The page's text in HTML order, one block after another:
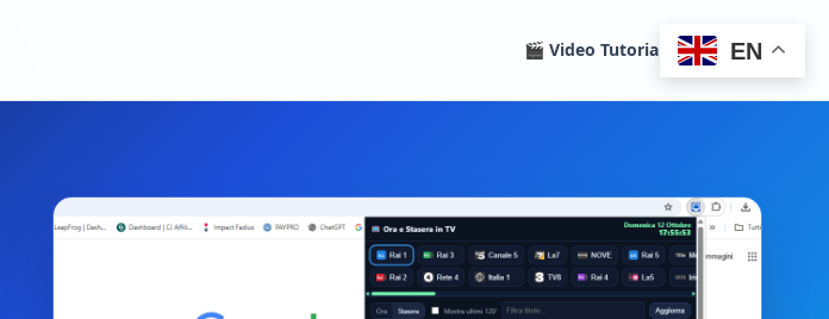
EN
🎬 Video Tutorials Homepage